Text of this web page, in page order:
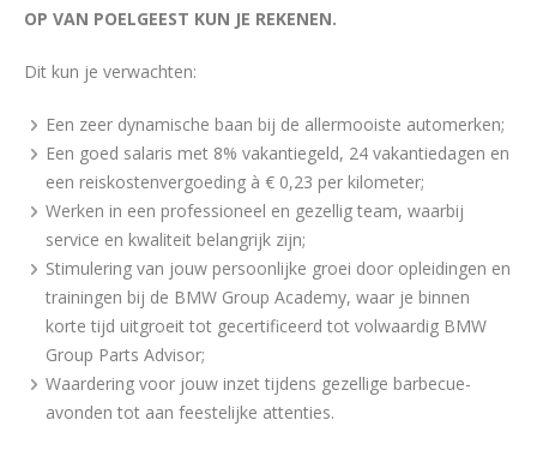
OP VAN POELGEEST KUN JE REKENEN.
Dit kun je verwachten:
Een zeer dynamische baan bij de allermooiste automerken;
Een goed salaris met 8% vakantiegeld, 24 vakantiedagen en
een reiskostenvergoeding à € 0,23 per kilometer;
Werken in een professioneel en gezellig team, waarbij
service en kwaliteit belangrijk zijn;
Stimulering van jouw persoonlijke groei door opleidingen en
trainingen bij de BMW Group Academy, waar je binnen
korte tijd uitgroeit tot gecertificeerd tot volwaardig BMW
Group Parts Advisor;
Waardering voor jouw inzet tijdens gezellige barbecue-
avonden tot aan feestelijke attenties.